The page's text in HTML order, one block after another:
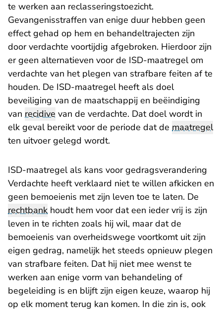
te werken aan reclasseringstoezicht.
Gevangenisstraffen van enige duur hebben geen
effect gehad op hem en behandeltrajecten zijn
door verdachte voortijdig afgebroken. Hierdoor zijn
er geen alternatieven voor de ISD-maatregel om
verdachte van het plegen van strafbare feiten af te
houden. De ISD-maatregel heeft als doel
beveiliging van de maatschappij en beëindiging
van recidive van de verdachte. Dat doel wordt in
elk geval bereikt voor de periode dat de maatregel
ten uitvoer gelegd wordt.
ISD-maatregel als kans voor gedragsverandering
Verdachte heeft verklaard niet te willen afkicken en
geen bemoeienis met zijn leven toe te laten. De
rechtbank houdt hem voor dat een ieder vrij is zijn
leven in te richten zoals hij wil, maar dat de
bemoeienis van overheidswege voortkomt uit zijn
eigen gedrag, namelijk het steeds opnieuw plegen
van strafbare feiten. Dat hij niet mee wenst te
werken aan enige vorm van behandeling of
begeleiding is en blijft zijn eigen keuze, waarop hij
op elk moment terug kan komen. In die zin is, ook